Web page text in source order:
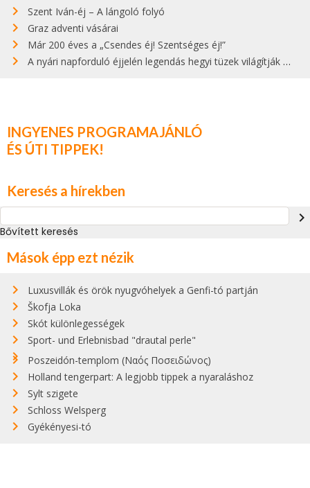
Szent Iván-éj – A lángoló folyó
Graz adventi vásárai
Már 200 éves a „Csendes éj! Szentséges éj!”
A nyári napforduló éjjelén legendás hegyi tüzek világítják meg Zugspitzét
INGYENES PROGRAMAJÁNLÓ
ÉS ÚTI TIPPEK!
Keresés a hírekben
navigate_next
Bővített keresés
Mások épp ezt nézik
Luxusvillák és örök nyugvóhelyek a Genfi-tó partján
Škofja Loka
Skót különlegességek
Sport- und Erlebnisbad "drautal perle"
Poszeidón-templom (Ναός Ποσειδώνος)
Holland tengerpart: A legjobb tippek a nyaraláshoz
Sylt szigete
Schloss Welsperg
Gyékényesi-tó